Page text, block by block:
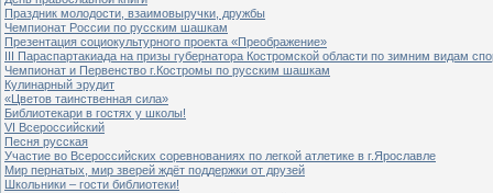
Праздник молодости, взаимовыручки, дружбы
Чемпионат России по русским шашкам
Презентация социокультурного проекта «Преображение»
III Параспартакиада на призы губернатора Костромской области по зимним видам
Чемпионат и Первенство г.Костромы по русским шашкам
Кулинарный эрудит
«Цветов таинственная сила»
Библиотекари в гостях у школы!
VI Всероссийский
Песня русская
Участие во Всероссийских соревнованиях по легкой атлетике в г.Ярославле
Мир пернатых, мир зверей ждёт поддержки от друзей
Школьники – гости библиотеки!